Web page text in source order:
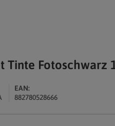
Tinte Fotoschwarz
EAN:
882780528666